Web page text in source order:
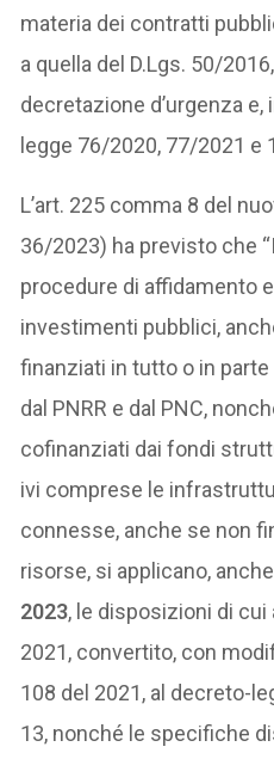
materia dei contratti
a quella del D.Lgs. 50/
decretazione d’urgenza
legge 76/2020, 77/2021 e
L’art. 225 comma 8 del
36/2023) ha previsto che
procedure di affidamento
investimenti pubblici,
finanziati in tutto o in
dal PNRR e dal PNC,
cofinanziati dai fondi
ivi comprese le
connesse, anche se non
risorse, si applicano, anche
2023, le disposizioni di
2021, convertito, con
108 del 2021, al decreto-
13, nonché le specifiche